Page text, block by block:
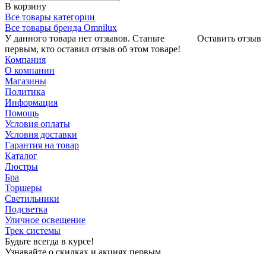
В корзину
Все товары категории
Все товары бренда Omnilux
Оставить отзыв
У данного товара нет отзывов. Станьте
первым, кто оставил отзыв об этом товаре!
Компания
О компании
Магазины
Политика
Информация
Помощь
Условия оплаты
Условия доставки
Гарантия на товар
Каталог
Люстры
Бра
Торшеры
Светильники
Подсветка
Уличное освещение
Трек системы
Будьте всегда в курсе!
Узнавайте о скидках и акциях первым